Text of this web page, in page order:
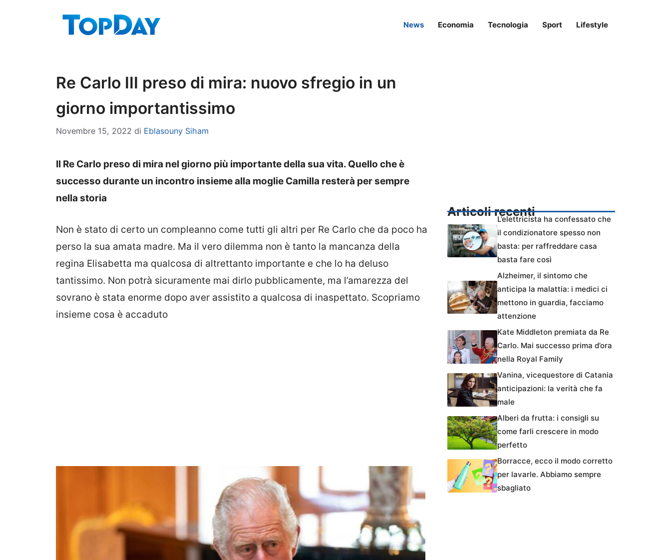
News Economia Tecnologia Sport Lifestyle
Re Carlo III preso di mira: nuovo sfregio in un
giorno importantissimo
Novembre 15, 2022 di Eblasouny Siham
Il Re Carlo preso di mira nel giorno più importante della sua vita. Quello che è
successo durante un incontro insieme alla moglie Camilla resterà per sempre
nella storia
Non è stato di certo un compleanno come tutti gli altri per Re Carlo che da poco ha
perso la sua amata madre. Ma il vero dilemma non è tanto la mancanza della
regina Elisabetta ma qualcosa di altrettanto importante e che lo ha deluso
tantissimo. Non potrà sicuramente mai dirlo pubblicamente, ma l’amarezza del
sovrano è stata enorme dopo aver assistito a qualcosa di inaspettato. Scopriamo
insieme cosa è accaduto
Articoli recenti
L’elettricista ha confessato che
il condizionatore spesso non
basta: per raffreddare casa
basta fare così
Alzheimer, il sintomo che
anticipa la malattia: i medici ci
mettono in guardia, facciamo
attenzione
Kate Middleton premiata da Re
Carlo. Mai successo prima d’ora
nella Royal Family
Vanina, vicequestore di Catania
anticipazioni: la verità che fa
male
Alberi da frutta: i consigli su
come farli crescere in modo
perfetto
Borracce, ecco il modo corretto
per lavarle. Abbiamo sempre
sbagliato